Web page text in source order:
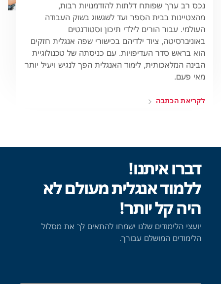
נכס רב ערך שפותח דלתות להזדמנויות רבות,
מהצטיינות בבית הספר ועד לשגשוג בשוק העבודה
העולמי. עבור הורים לילדי תיכון וסטודנטים
באוניברסיטה, ציוד ילדיהם בכישורי שפה אנגלית חזקים
הוא בראש סדר העדיפויות. עם כניסתה של טכנולוגיית
הבינה המלאכותית, לימוד האנגלית הפך לנגיש ויעיל יותר
מאי פעם.
לקריאת הכתבה
דברו איתנו!
ללמוד אנגלית מעולם לא
היה קל יותר!
יועצי הלימודים שלנו ישמחו להתאים לך את מסלול
הלימודים המושלם עבורך.